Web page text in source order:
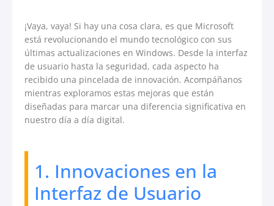
¡Vaya, vaya! Si hay una cosa clara, es que Microsoft
está revolucionando el mundo tecnológico con sus
últimas actualizaciones en Windows. Desde la interfaz
de usuario hasta la seguridad, cada aspecto ha
recibido una pincelada de innovación. Acompáñanos
mientras exploramos estas mejoras que están
diseñadas para marcar una diferencia significativa en
nuestro día a día digital.
1. Innovaciones en la
Interfaz de Usuario